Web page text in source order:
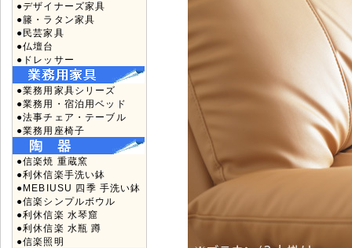
●デザイナーズ家具
●籐・ラタン家具
●民芸家具
●仏壇台
●ドレッサー
●業務用家具シリーズ
●業務用・宿泊用ベッド
●法事チェア・テーブル
●業務用座椅子
●信楽焼 重蔵窯
●利休信楽手洗い鉢
●MEBIUSU 四季 手洗い鉢
●信楽シンプルボウル
●利休信楽 水琴窟
●利休信楽 水瓶 蹲
●信楽照明